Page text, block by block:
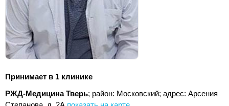
Принимает в 1 клинике
РЖД-Медицина Тверь; район: Московский; адрес: Арсения